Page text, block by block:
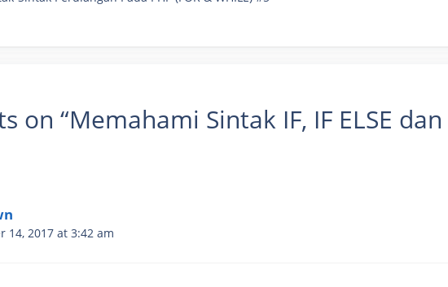
on “Memahami Sintak IF, IF ELSE dan
14, 2017 at 3:42 am